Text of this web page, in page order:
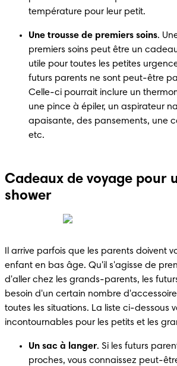
température pour leur petit.
Une trousse de premiers soins.
premiers soins peut être un
utile pour toutes les petites
futurs parents ne sont peut-être
Celle-ci pourrait inclure un
une pince à épiler, un aspirateur
apaisante, des pansements, une
etc.
Cadeaux de voyage pour
shower
Il arrive parfois que les parents doivent
enfant en bas âge. Qu'il s'agisse de
d'aller chez les grands-parents, les
besoin d'un certain nombre
toutes les situations. La liste ci-dessous
incontournables pour les petits et les
Un sac à langer. Si les futurs
proches, vous connaissez peut-